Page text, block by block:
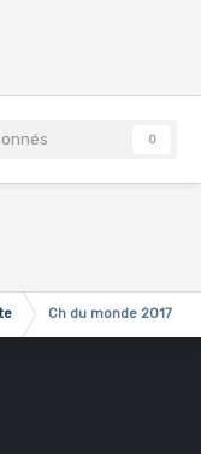
0
Ch du monde 2017